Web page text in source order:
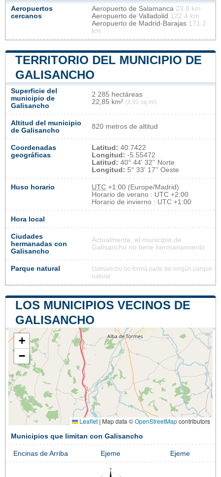
Aeropuertos
cercanos
Aeropuerto de Salamanca 23.8 km
Aeropuerto de Valladolid 122.4 km
Aeropuerto de Madrid-Barajas 171.2
km
TERRITORIO DEL MUNICIPIO DE
GALISANCHO
Superficie del
municipio de
Galisancho
2 285 hectáreas
22,85 km² (8,82 sq mi)
Altitud del municipio
de Galisancho
820 metros de altitud
Coordenadas
geográficas
Latitud: 40.7422
Longitud: -5.55472
Latitud: 40° 44' 32'' Norte
Longitud: 5° 33' 17'' Oeste
Huso horario UTC +1:00 (Europe/Madrid)
Horario de verano : UTC +2:00
Horario de invierno : UTC +1:00
Hora local
Ciudades
hermanadas con
Galisancho
Actualmente, el municipio de
Galisancho no tiene hermanamiento
Parque natural
Galisancho no forma parte de ningún parque
natural
LOS MUNICIPIOS VECINOS DE
GALISANCHO
+
−
Leaflet | Map data ©OpenStreetMapcontributors
Municipios que limitan con Galisancho
Encinas de Arriba Ejeme Ejeme